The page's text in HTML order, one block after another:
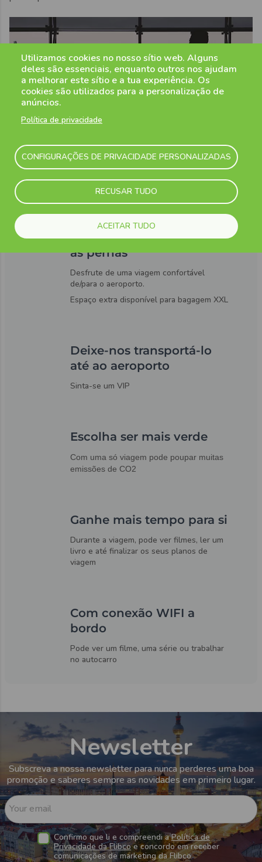
Utilizamos cookies no nosso sítio web. Alguns
deles são essenciais, enquanto outros nos ajudam
a melhorar este sítio e a tua experiência. Os
cookies são utilizados para a personalização de
anúncios.
Política de privacidade
CONFIGURAÇÕES DE PRIVACIDADE PERSONALIZADAS
RECUSAR TUDO
ACEITAR TUDO
Relaxe, temos o espaço
mais que necessário para
as pernas
Desfrute de uma viagem confortável
de/para o aeroporto.
Espaço extra disponível para bagagem XXL
Deixe-nos transportá-lo
até ao aeroporto
Sinta-se um VIP
Escolha ser mais verde
Com uma só viagem pode poupar muitas
emissões de CO2
Ganhe mais tempo para si
Durante a viagem, pode ver filmes, ler um
livro e até finalizar os seus planos de
viagem
Com conexão WIFI a
bordo
Pode ver um filme, uma série ou trabalhar
no autocarro
Newsletter
Subscreva a nossa newsletter para nunca perderes uma boa
promoção e saberes sempre as novidades em primeiro lugar.
Your email
Confirmo que li e compreendi aPolítica de
Privacidade da Flibcoe concordo em receber
comunicações de marketing da Flibco